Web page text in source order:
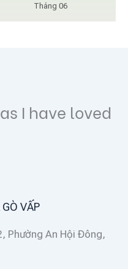
Tháng 06
I have loved
VẤP
Phường An Hội Đông,